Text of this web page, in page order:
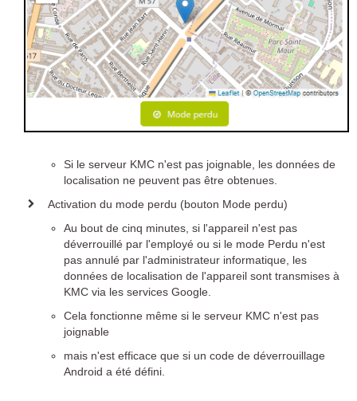
Si le serveur KMC n'est pas joignable, les données de
localisation ne peuvent pas être obtenues.
Activation du mode perdu (bouton Mode perdu)
Au bout de cinq minutes, si l'appareil n'est pas
déverrouillé par l'employé ou si le mode Perdu n'est
pas annulé par l'administrateur informatique, les
données de localisation de l'appareil sont transmises à
KMC via les services Google.
Cela fonctionne même si le serveur KMC n'est pas
joignable
mais n'est efficace que si un code de déverrouillage
Android a été défini.